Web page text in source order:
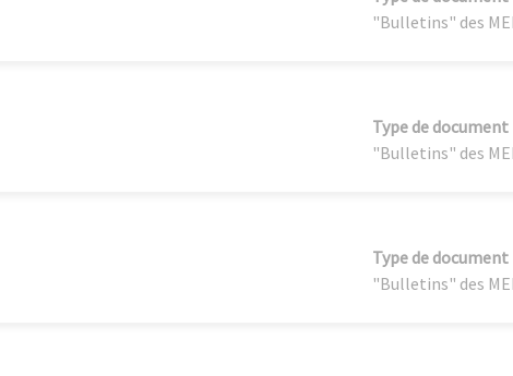
"Bulletins" des
Type de document
"Bulletins" des
Type de document
"Bulletins" des